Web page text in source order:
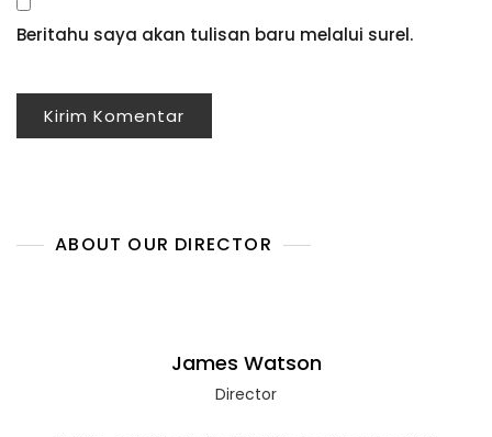
Beritahu saya akan tulisan baru melalui surel.
ABOUT OUR DIRECTOR
James Watson
Director